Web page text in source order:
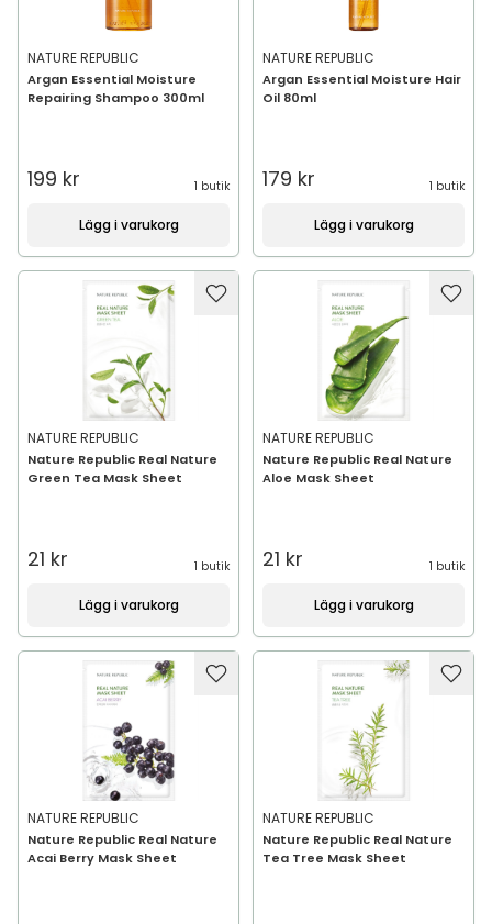
NATURE REPUBLIC
Argan Essential Moisture
Repairing Shampoo 300ml
199 kr 1 butik
Lägg i varukorg
NATURE REPUBLIC
Argan Essential Moisture Hair
Oil 80ml
179 kr 1 butik
Lägg i varukorg
NATURE REPUBLIC
Nature Republic Real Nature
Green Tea Mask Sheet
21 kr 1 butik
Lägg i varukorg
NATURE REPUBLIC
Nature Republic Real Nature
Aloe Mask Sheet
21 kr 1 butik
Lägg i varukorg
NATURE REPUBLIC
Nature Republic Real Nature
Acai Berry Mask Sheet
NATURE REPUBLIC
Nature Republic Real Nature
Tea Tree Mask Sheet